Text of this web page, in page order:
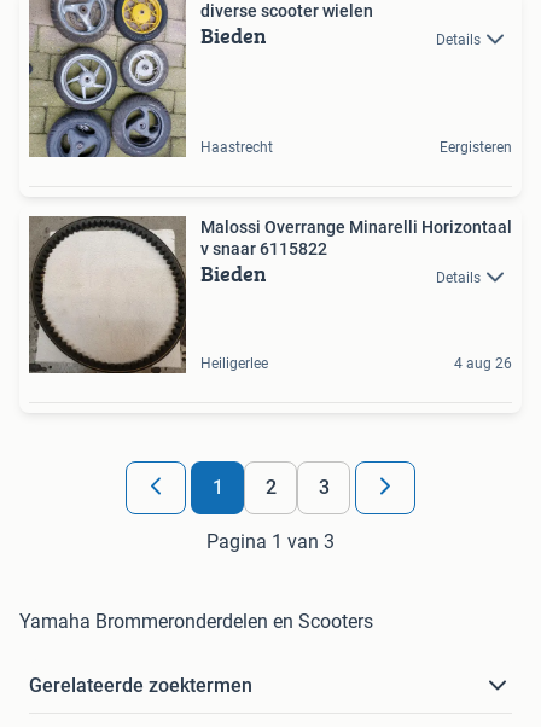
diverse scooter wielen
Bieden Details
Haastrecht Eergisteren
Malossi Overrange Minarelli Horizontaal
v snaar 6115822
Bieden Details
Heiligerlee 4 aug 26
1 2 3
Pagina 1 van 3
Yamaha Brommeronderdelen en Scooters
Gerelateerde zoektermen